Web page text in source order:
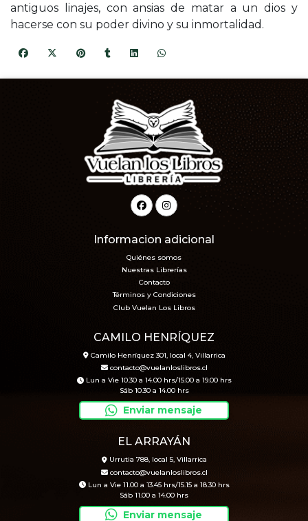
antiguos linajes, con ansias de matar a un dios y
hacerse con su poder divino y su inmortalidad.
Informacion adicional
Quiénes somos
Nuestras Librerías
Contacto
Términos y Condiciones
Club Vuelan Los Libros
CAMILO HENRÍQUEZ
Camilo Henríquez 301, local 4, Villarrica
contacto@vuelanloslibros.cl
Lun a Vie 10.30 a 14.00 hrs/15.00 a 19.00 hrs
Sáb 10.30 a 14.00 hrs
Enviar mensaje
EL ARRAYÁN
Urrutia 788, local 5, Villarrica
contacto@vuelanloslibros.cl
Lun a Vie 11.00 a 13.45 hrs/15.15 a 18.30 hrs
Sáb 11.00 a 14.00 hrs
Enviar mensaje